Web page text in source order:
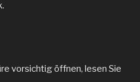
vorsichtig öffnen, lesen Sie